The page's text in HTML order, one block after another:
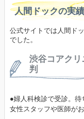
人間ドックの実績
公式サイトでは人間ド
でした。
渋谷コアク
判
婦人科検診で受診。
女性スタッフや医師が